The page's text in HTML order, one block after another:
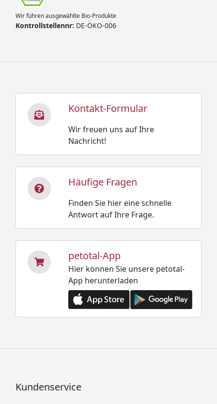
Wir führen ausgewählte Bio-Produkte
Kontrollstellennr: DE-ÖKO-006
Kontakt-Formular
Wir freuen uns auf Ihre
Nachricht!
Häufige Fragen
Finden Sie hier eine schnelle
Antwort auf Ihre Frage.
petotal-App
Hier können Sie unsere petotal-
App herunterladen
Kundenservice